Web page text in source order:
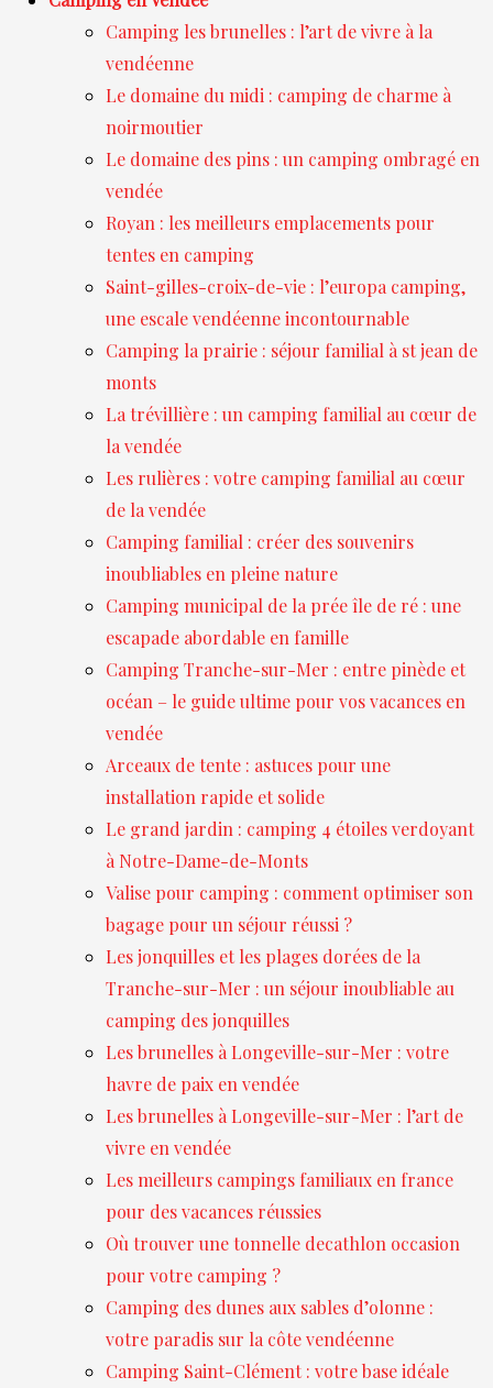
Camping les brunelles : l’art de vivre à la
vendéenne
Le domaine du midi : camping de charme à
noirmoutier
Le domaine des pins : un camping ombragé en
vendée
Royan : les meilleurs emplacements pour
tentes en camping
Saint-gilles-croix-de-vie : l’europa camping,
une escale vendéenne incontournable
Camping la prairie : séjour familial à st jean de
monts
La trévillière : un camping familial au cœur de
la vendée
Les rulières : votre camping familial au cœur
de la vendée
Camping familial : créer des souvenirs
inoubliables en pleine nature
Camping municipal de la prée île de ré : une
escapade abordable en famille
Camping Tranche-sur-Mer : entre pinède et
océan – le guide ultime pour vos vacances en
vendée
Arceaux de tente : astuces pour une
installation rapide et solide
Le grand jardin : camping 4 étoiles verdoyant
à Notre-Dame-de-Monts
Valise pour camping : comment optimiser son
bagage pour un séjour réussi ?
Les jonquilles et les plages dorées de la
Tranche-sur-Mer : un séjour inoubliable au
camping des jonquilles
Les brunelles à Longeville-sur-Mer : votre
havre de paix en vendée
Les brunelles à Longeville-sur-Mer : l’art de
vivre en vendée
Les meilleurs campings familiaux en france
pour des vacances réussies
Où trouver une tonnelle decathlon occasion
pour votre camping ?
Camping des dunes aux sables d’olonne :
votre paradis sur la côte vendéenne
Camping Saint-Clément : votre base idéale